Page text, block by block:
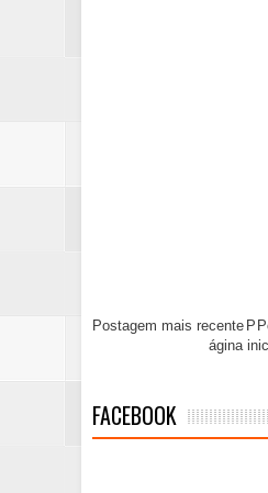
Postagem mais recente P
ágina
FACEBOOK